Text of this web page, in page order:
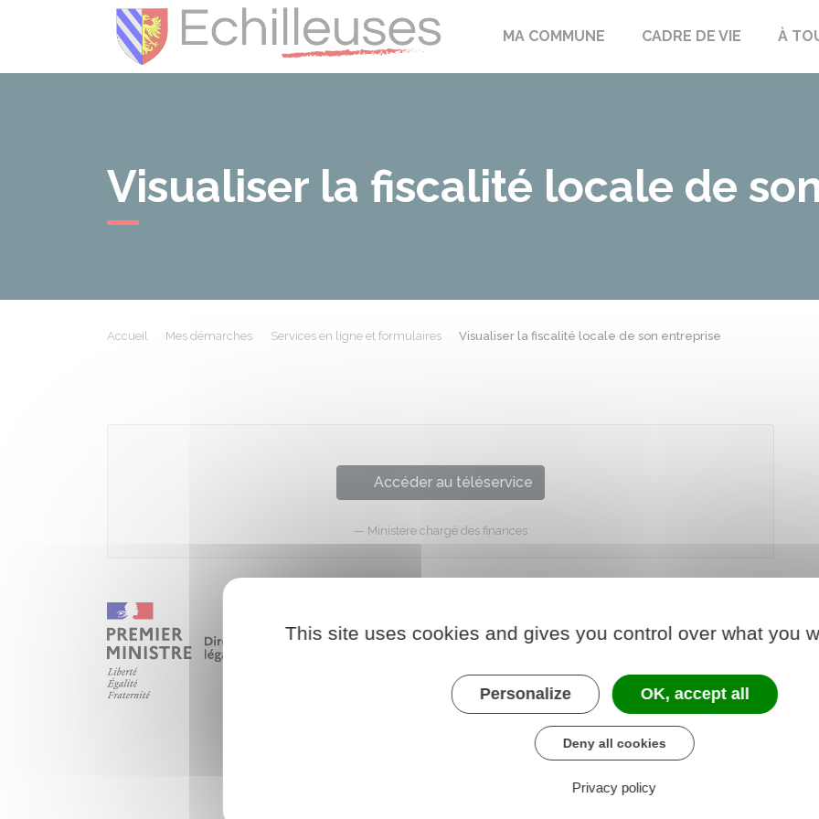
ÉchilleusesMA COMMUNE CADRE DE VIE À
Visualiser la fiscalité locale de
Accueil Mes démarches Services en ligne et formulaires Visualiser la fiscalité locale de son entreprise
Accéder au téléservice
Ministère chargé des finances
This site uses cookies and gives you control over what you
Personalize OK, accept all
Deny all cookies
Privacy policy